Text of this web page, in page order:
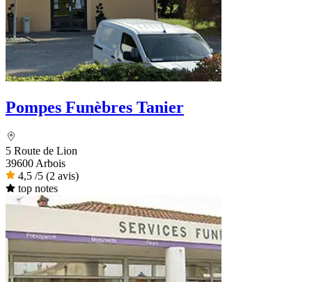
Pompes Funèbres Tanier
5 Route de Lion
39600 Arbois
4,5 /5 (2 avis)
top notes